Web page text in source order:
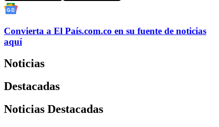
Convierta a El País.com.co en su fuente de noticias
aquí
Noticias
Destacadas
Noticias Destacadas